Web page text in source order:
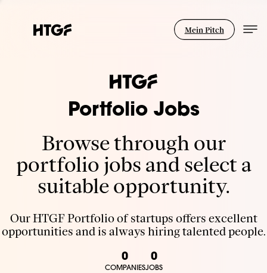
Mein Pitch
Portfolio Jobs
Browse through our
portfolio jobs and select a
suitable opportunity.
Our HTGF Portfolio of startups offers excellent
opportunities and is always hiring talented people.
0
COMPANIES
0
JOBS